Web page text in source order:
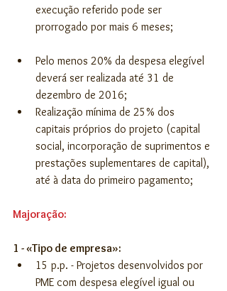
execução referido pode ser
prorrogado por mais 6 meses;
Pelo menos 20% da despesa elegível
deverá ser realizada até 31 de
dezembro de 2016;
Realização mínima de 25% dos
capitais próprios do projeto (capital
social, incorporação de suprimentos e
prestações suplementares de capital),
até à data do primeiro pagamento;
Majoração:
1 - «Tipo de empresa»:
15 p.p. - Projetos desenvolvidos por
PME com despesa elegível igual ou